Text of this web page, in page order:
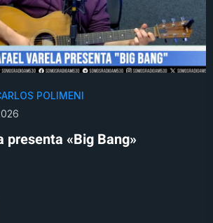
POLIMENI
presenta «Big Bang»